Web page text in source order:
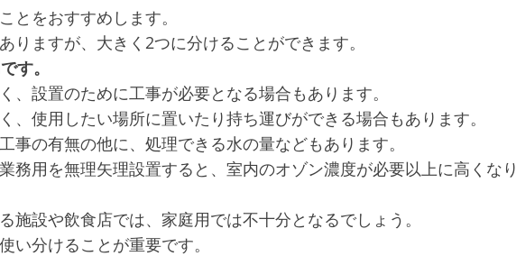
とをおすすめします。
りますが、大きく2つに分けることができます。
す。
、設置のために工事が必要となる場合もあります。
、使用したい場所に置いたり持ち運びができる場合もあります。
事の有無の他に、処理できる水の量などもあります。
務用を無理矢理設置すると、室内のオゾン濃度が必要以上に高くなり
施設や飲食店では、家庭用では不十分となるでしょう。
い分けることが重要です。